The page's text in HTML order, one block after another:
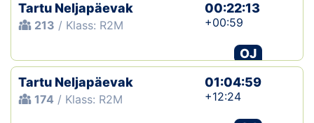
Tartu Neljapäevak
213 / Klass: R2M
00:22:13
+00:59
OJ
Tartu Neljapäevak
174 / Klass: R2M
01:04:59
+12:24